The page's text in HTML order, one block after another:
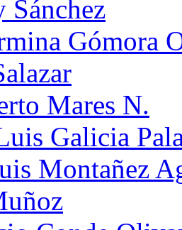
Sánchez
Gómora
Mares N.
Galicia
Montañez